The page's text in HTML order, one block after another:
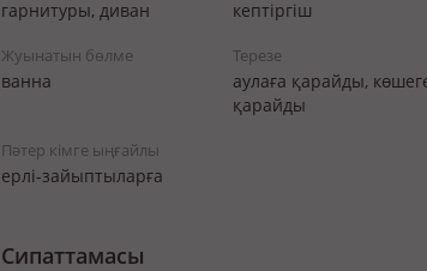
гарнитуры, диван
кептіргіш
Жуынатын бөлме
ванна
Терезе
аулаға қарайды,
қарайды
Пәтер кімге ыңғайлы
ерлі-зайыптыларға
Сипаттамасы